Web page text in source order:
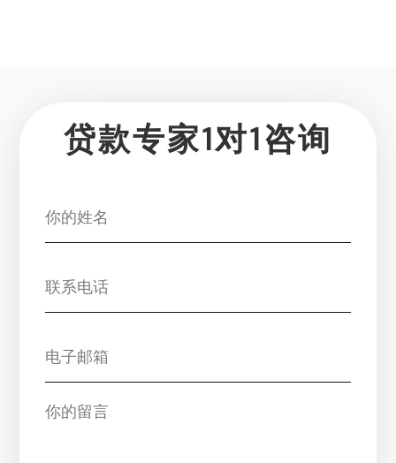
贷款专家1对1咨询